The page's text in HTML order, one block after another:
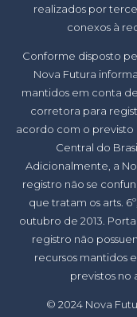
realizados por
conexos à
Conforme disposto
Nova Futura
mantidos em conta
corretora para
acordo com o previsto
Central do
Adicionalmente, a
registro não se
que tratam os arts.
outubro de 2013.
registro não
recursos mantidos
previstos no
© 2024 Nova